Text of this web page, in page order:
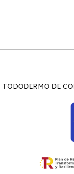
TODODERMO DE